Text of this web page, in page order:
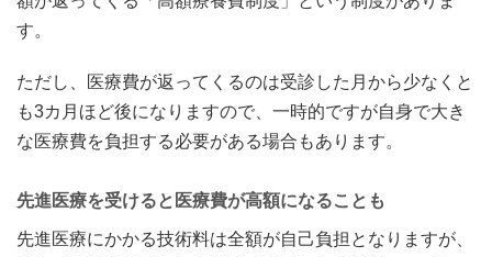
す。
ただし、医療費が返ってくるのは受診した月から少なくと
も3カ月ほど後になりますので、一時的ですが自身で大き
な医療費を負担する必要がある場合もあります。
先進医療を受けると医療費が高額になることも
先進医療にかかる技術料は全額が自己負担となりますが、